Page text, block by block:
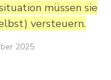
müssen sie
versteuern.
2025